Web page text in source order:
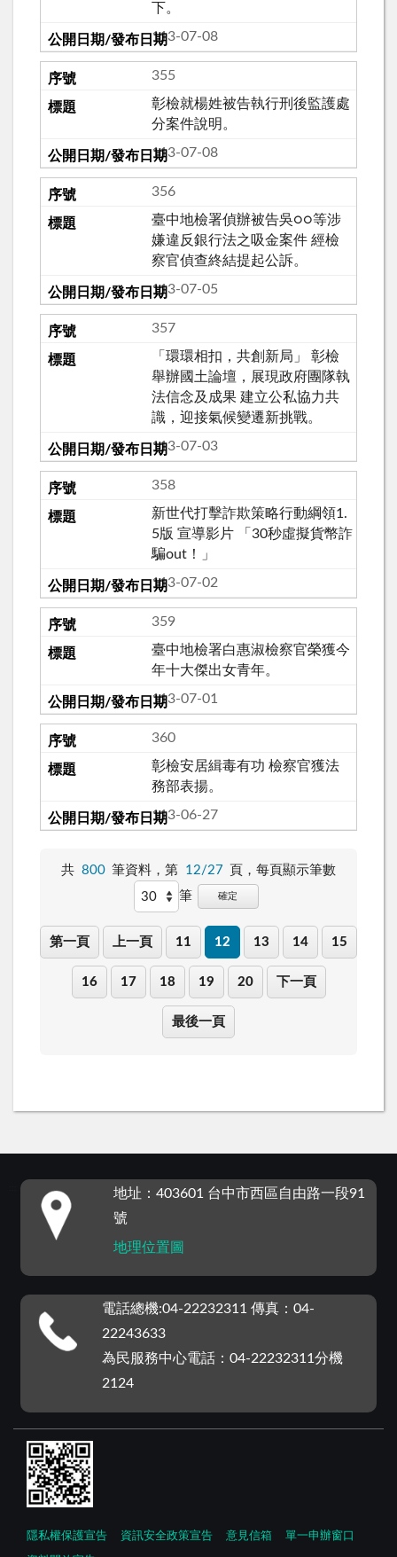
下。
113-07-08
355
彰檢就楊姓被告執行刑後監護處
分案件說明。
113-07-08
356
臺中地檢署偵辦被告吳○○等涉
嫌違反銀行法之吸金案件 經檢
察官偵查終結提起公訴。
113-07-05
357
「環環相扣，共創新局」 彰檢
舉辦國土論壇，展現政府團隊執
法信念及成果 建立公私協力共
識，迎接氣候變遷新挑戰。
113-07-03
358
新世代打擊詐欺策略行動綱領1.
5版 宣導影片 「30秒虛擬貨幣詐
騙out！」
113-07-02
359
臺中地檢署白惠淑檢察官榮獲今
年十大傑出女青年。
113-07-01
360
彰檢安居緝毒有功 檢察官獲法
務部表揚。
113-06-27
共 800 筆資料，第 12/27 頁， 每頁顯示筆數
筆
確定
第一頁 上一頁 11 12 13 14 15
16 17 18 19 20 下一頁
最後一頁
地址：403601 台中市西區自由路一段91
號
地理位置圖
電話總機:04-22232311 傳真：04-
22243633
為民服務中心電話：04-22232311分機
2124
隱私權保護宣告 資訊安全政策宣告 意見信箱 單一申辦窗口